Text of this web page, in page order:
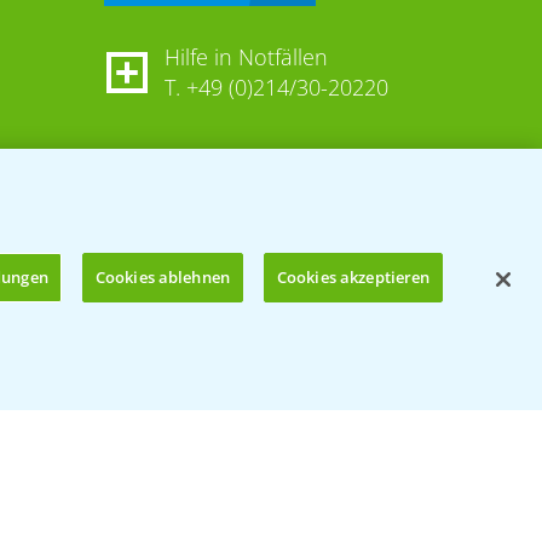
Hilfe in Notfällen
T. +49 (0)214/30-20220
Cookies ablehnen Cookies akzeptieren